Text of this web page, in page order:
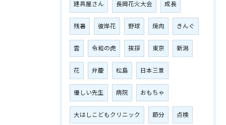
建具屋さん 長岡花火大会 成長
残暑 彼岸花 野球 焼肉 きんぐ
雲 令和の虎 挨拶 東京 新潟
花 弁慶 松島 日本三景
優しい先生 病院 おもちゃ
大はしこどもクリニック 節分 点検